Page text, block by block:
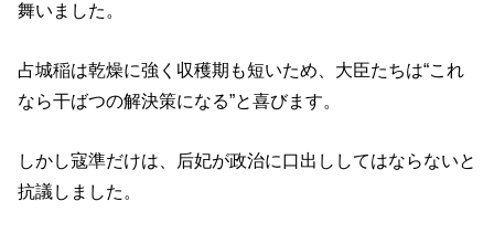
舞いました。
占城稲は乾燥に強く収穫期も短いため、大臣たちは“これ
なら干ばつの解決策になる”と喜びます。
しかし寇準だけは、后妃が政治に口出ししてはならないと
抗議しました。